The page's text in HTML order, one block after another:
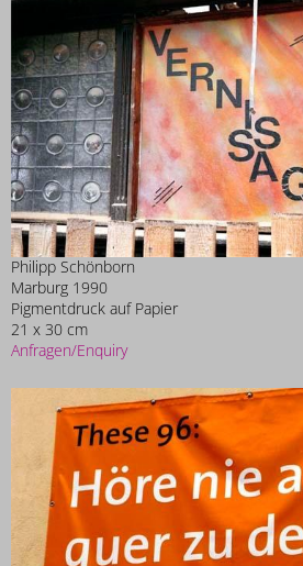
Philipp Schönborn
Marburg 1990
Pigmentdruck auf Papier
21 x 30 cm
Anfragen/Enquiry